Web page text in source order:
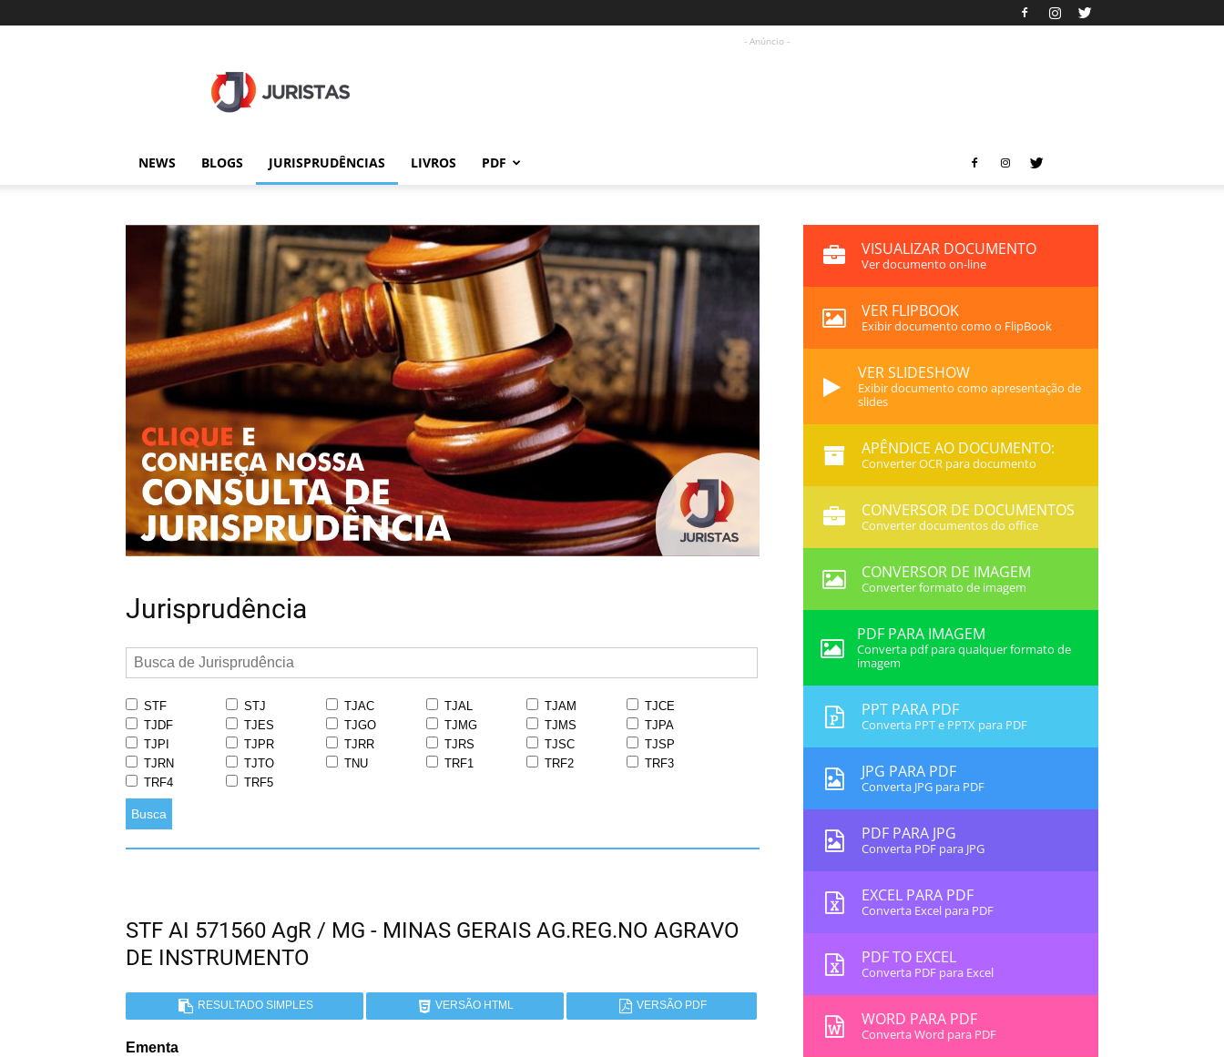
- Anúncio -
NEWS BLOGS JURISPRUDÊNCIAS LIVROS PDF
Jurisprudência
STF STJ TJAC TJAL TJAM
TJCE
TJDF
TJES TJGO TJMG TJMS
TJPA
TJPI
TJPR TJRR TJRS TJSC
TJSP
TJRN
TJTO TNU TRF1 TRF2
TRF3
TRF4
TRF5
Busca
STF AI 571560 AgR / MG - MINAS GERAIS AG.REG.NO AGRAVO
DE INSTRUMENTO
RESULTADO SIMPLES VERSÃO HTML VERSÃO PDF
Ementa
VISUALIZAR DOCUMENTO
Ver documento on-line
VER FLIPBOOK
Exibir documento como o FlipBook
VER SLIDESHOW
Exibir documento como apresentação de
slides
APÊNDICE AO DOCUMENTO:
Converter OCR para documento
CONVERSOR DE DOCUMENTOS
Converter documentos do office
CONVERSOR DE IMAGEM
Converter formato de imagem
PDF PARA IMAGEM
Converta pdf para qualquer formato de
imagem
PPT PARA PDF
Converta PPT e PPTX para PDF
JPG PARA PDF
Converta JPG para PDF
PDF PARA JPG
Converta PDF para JPG
EXCEL PARA PDF
Converta Excel para PDF
PDF TO EXCEL
Converta PDF para Excel
WORD PARA PDF
Converta Word para PDF